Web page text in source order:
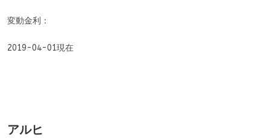
変動金利：
2019-04-01現在
アルヒ